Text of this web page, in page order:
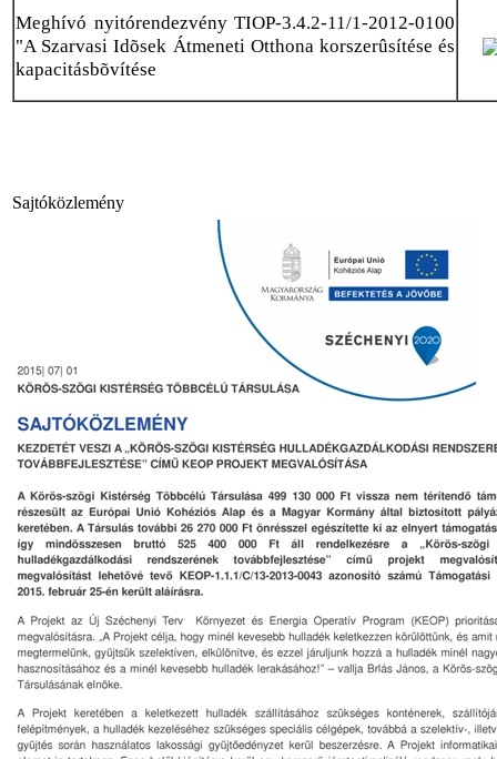
Meghívó nyitórendezvény TIOP-3.4.2-11/1-2012-0100
"A Szarvasi Idõsek Átmeneti Otthona korszerûsítése és
kapacitásbõvítése
Sajtóközlemény